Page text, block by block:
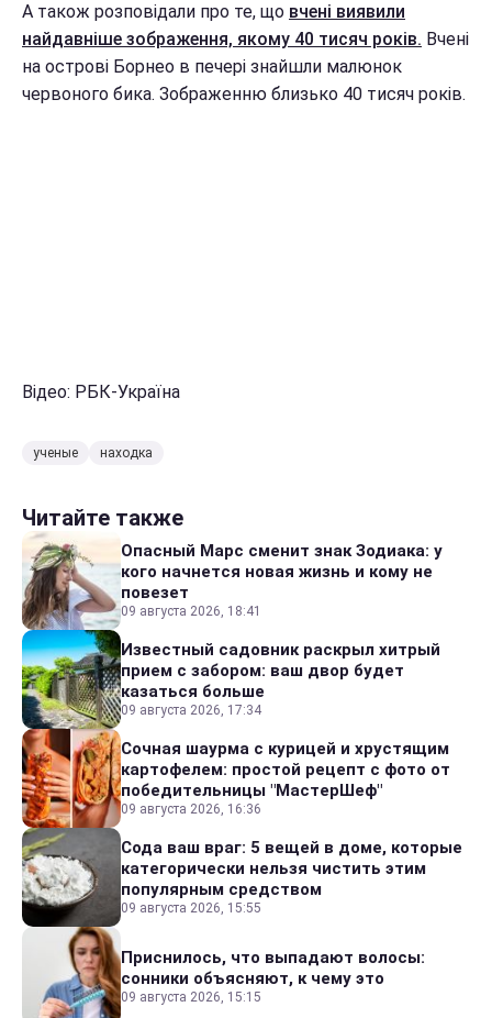
А також розповідали про те, що вчені виявили
найдавніше зображення, якому 40 тисяч років. Вчені
на острові Борнео в печері знайшли малюнок
червоного бика. Зображенню близько 40 тисяч років.
Відео: РБК-Україна
ученые находка
Читайте также
Опасный Марс сменит знак Зодиака: у
кого начнется новая жизнь и кому не
повезет
09 августа 2026, 18:41
Известный садовник раскрыл хитрый
прием с забором: ваш двор будет
казаться больше
09 августа 2026, 17:34
Сочная шаурма с курицей и хрустящим
картофелем: простой рецепт с фото от
победительницы "МастерШеф"
09 августа 2026, 16:36
Сода ваш враг: 5 вещей в доме, которые
категорически нельзя чистить этим
популярным средством
09 августа 2026, 15:55
Приснилось, что выпадают волосы:
сонники объясняют, к чему это
09 августа 2026, 15:15